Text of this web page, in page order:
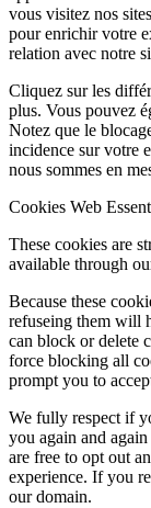
vous visitez nos
pour enrichir votre
relation avec notre
Cliquez sur les
plus. Vous pouvez
Notez que le
incidence sur votre
nous sommes en
Cookies Web
These cookies are
available through
Because these
refuseing them will
can block or delete
force blocking all
prompt you to
We fully respect if
you again and
are free to opt out
experience. If you
our domain.